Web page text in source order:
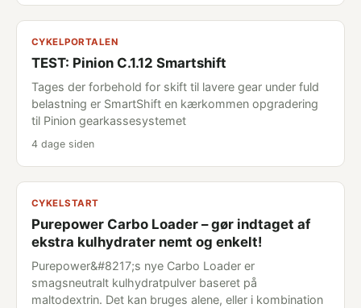
CYKELPORTALEN
TEST: Pinion C.1.12 Smartshift
Tages der forbehold for skift til lavere gear under fuld
belastning er SmartShift en kærkommen opgradering
til Pinion gearkassesystemet
4 dage siden
CYKELSTART
Purepower Carbo Loader – gør indtaget af
ekstra kulhydrater nemt og enkelt!
Purepower&#8217;s nye Carbo Loader er
smagsneutralt kulhydratpulver baseret på
maltodextrin. Det kan bruges alene, eller i kombination